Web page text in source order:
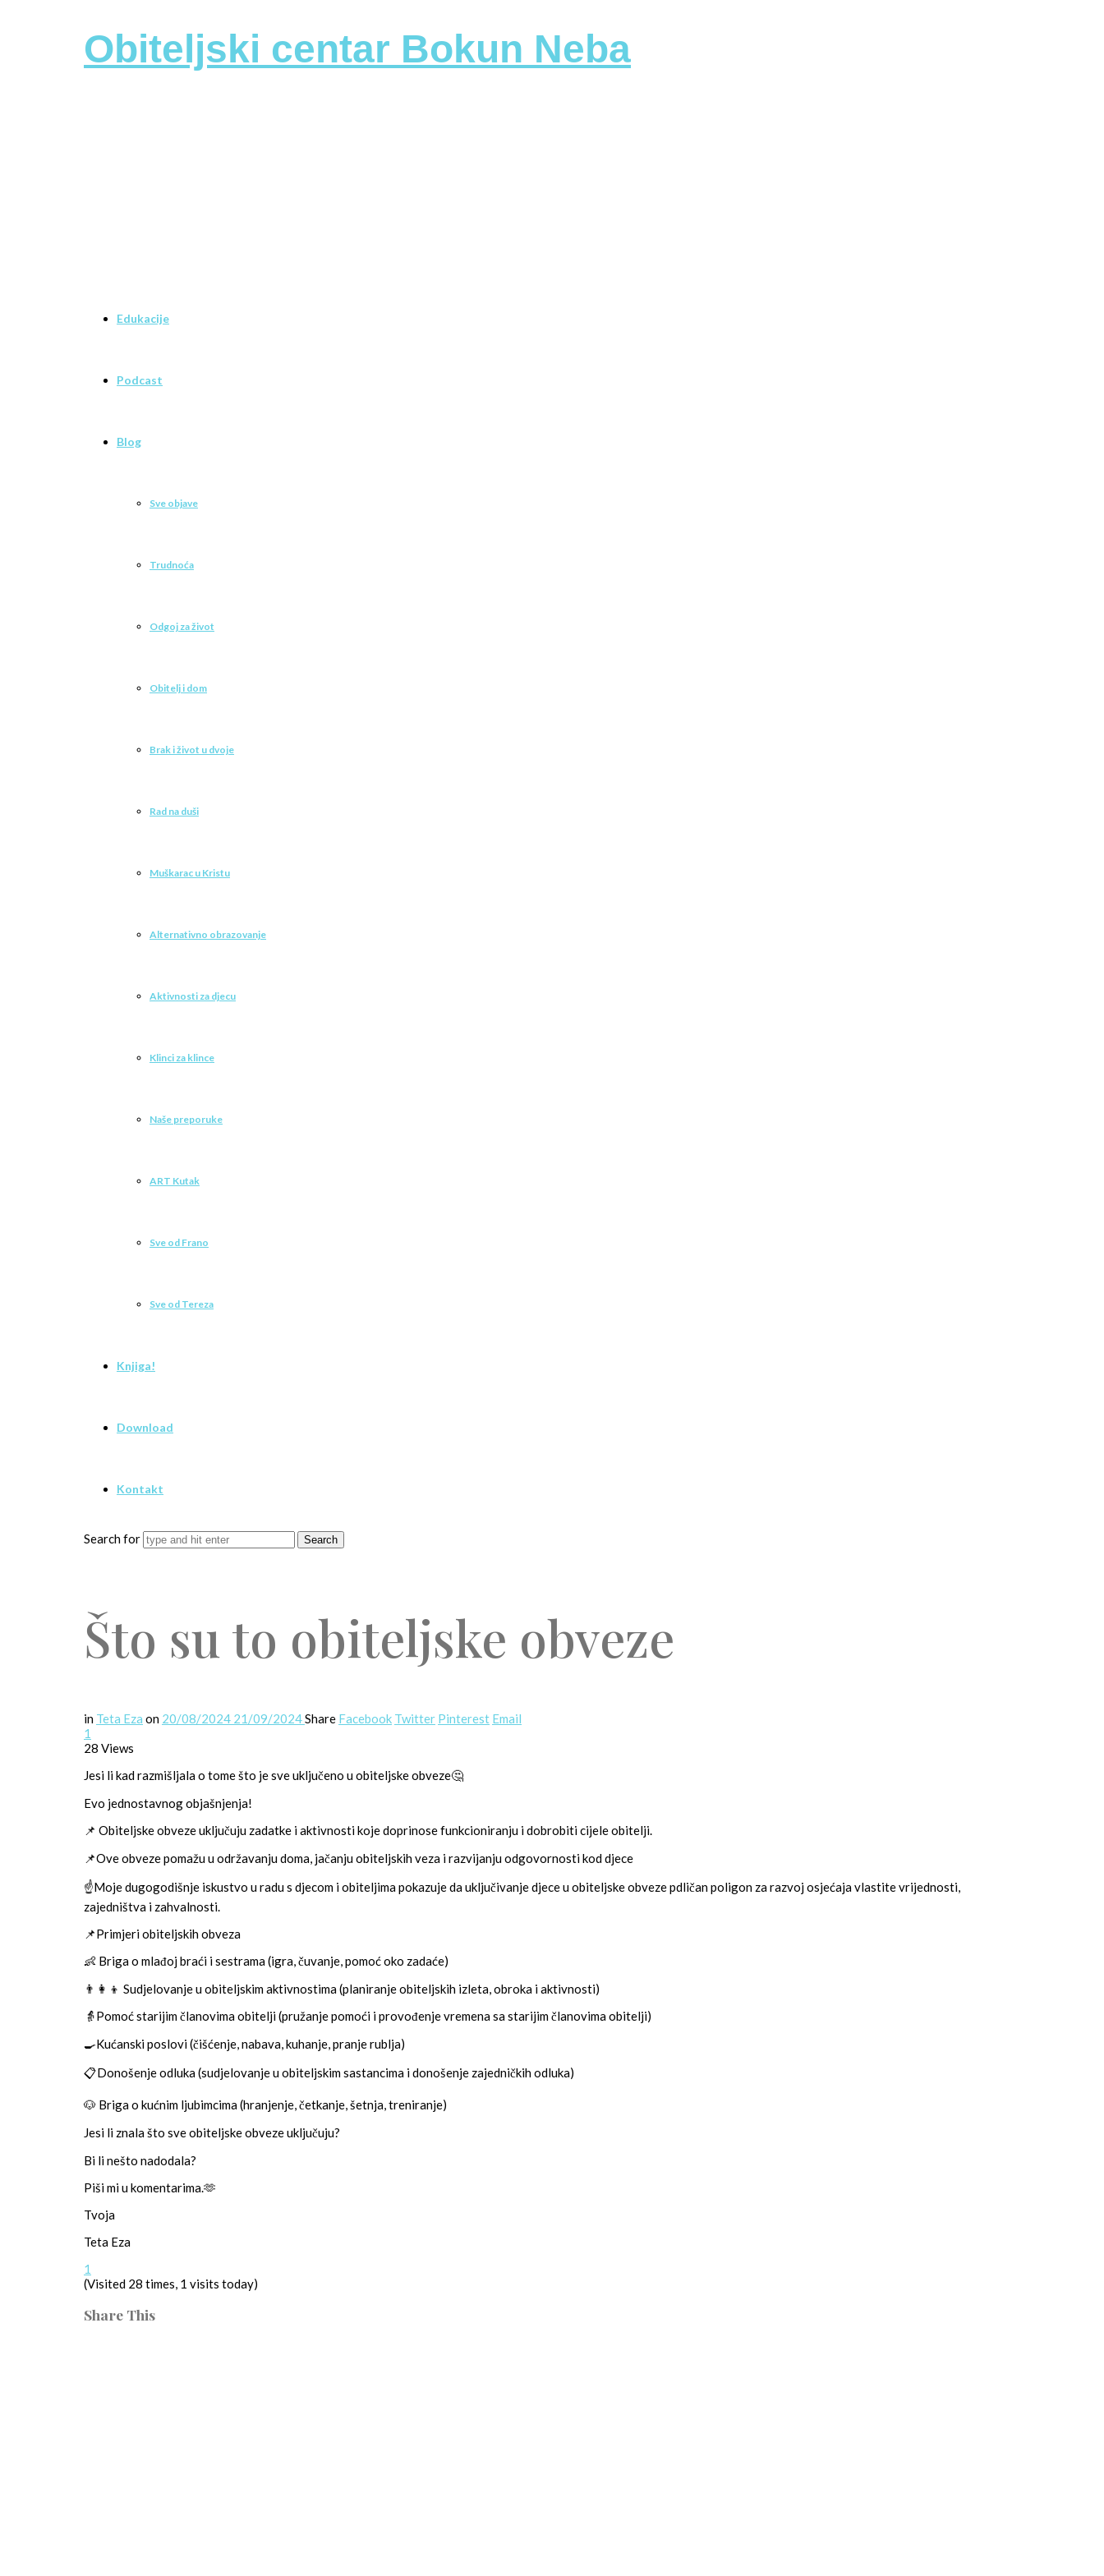
Obiteljski centar Bokun Neba
Edukacije
Podcast
Blog
Sve objave
Trudnoća
Odgoj za život
Obitelj i dom
Brak i život u dvoje
Rad na duši
Muškarac u Kristu
Alternativno obrazovanje
Aktivnosti za djecu
Klinci za klince
Naše preporuke
ART Kutak
Sve od Frano
Sve od Tereza
Knjiga!
Download
Kontakt
Search for
Što su to obiteljske obveze
in Teta Eza on 20/08/2024 21/09/2024Share Facebook Twitter Pinterest Email
1
28 Views
Jesi li kad razmišljala o tome što je sve uključeno u obiteljske obveze🤔
Evo jednostavnog objašnjenja!
📌 Obiteljske obveze uključuju zadatke i aktivnosti koje doprinose funkcioniranju i dobrobiti cijele obitelji.
📌Ove obveze pomažu u održavanju doma, jačanju obiteljskih veza i razvijanju odgovornosti kod djece
☝️Moje dugogodišnje iskustvo u radu s djecom i obiteljima pokazuje da uključivanje djece u obiteljske obveze pdličan poligon za razvoj osjećaja vlastite vrijednosti,
zajedništva i zahvalnosti.
📌Primjeri obiteljskih obveza
👶 Briga o mlađoj braći i sestrama (igra, čuvanje, pomoć oko zadaće)
👨‍👩‍👦 Sudjelovanje u obiteljskim aktivnostima (planiranje obiteljskih izleta, obroka i aktivnosti)
👵Pomoć starijim članovima obitelji (pružanje pomoći i provođenje vremena sa starijim članovima obitelji)
🍳Kućanski poslovi (čišćenje, nabava, kuhanje, pranje rublja)
📋Donošenje odluka (sudjelovanje u obiteljskim sastancima i donošenje zajedničkih odluka)
🐶 Briga o kućnim ljubimcima (hranjenje, četkanje, šetnja, treniranje)
Jesi li znala što sve obiteljske obveze uključuju?
Bi li nešto nadodala?
Piši mi u komentarima.🫶
Tvoja
Teta Eza
1
(Visited 28 times, 1 visits today)
Share This